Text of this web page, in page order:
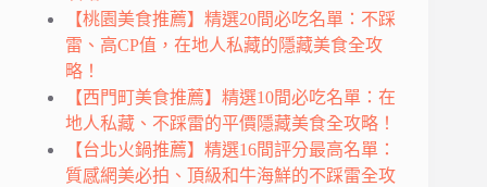
【桃園美食推薦】精選20間必吃名單：不踩
雷、高CP值，在地人私藏的隱藏美食全攻
略！
【西門町美食推薦】精選10間必吃名單：在
地人私藏、不踩雷的平價隱藏美食全攻略！
【台北火鍋推薦】精選16間評分最高名單：
質感網美必拍、頂級和牛海鮮的不踩雷全攻